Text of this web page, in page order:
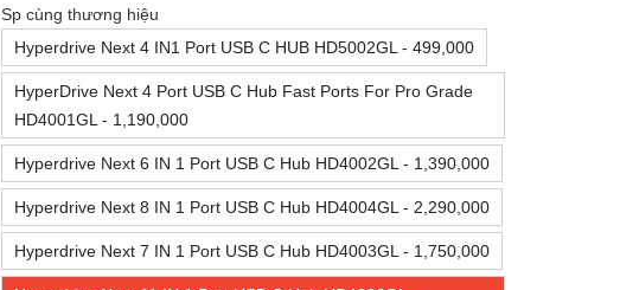
Sp cùng thương hiệu
Hyperdrive Next 4 IN1 Port USB C HUB HD5002GL - 499,000
HyperDrive Next 4 Port USB C Hub Fast Ports For Pro Grade
HD4001GL - 1,190,000
Hyperdrive Next 6 IN 1 Port USB C Hub HD4002GL - 1,390,000
Hyperdrive Next 8 IN 1 Port USB C Hub HD4004GL - 2,290,000
Hyperdrive Next 7 IN 1 Port USB C Hub HD4003GL - 1,750,000